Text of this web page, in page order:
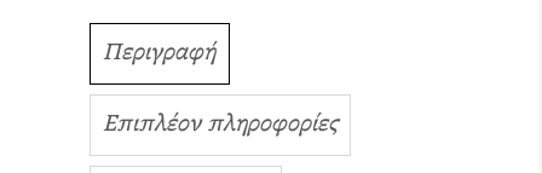
Περιγραφή
Επιπλέον πληροφορίες